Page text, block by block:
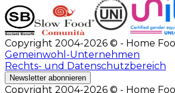
Copyright 2004-2026 © - Home
Gemeinwohl-Unternehmen
Rechts- und Datenschutzbereich
Newsletter abonnieren
Copyright 2004-2026 © - Home